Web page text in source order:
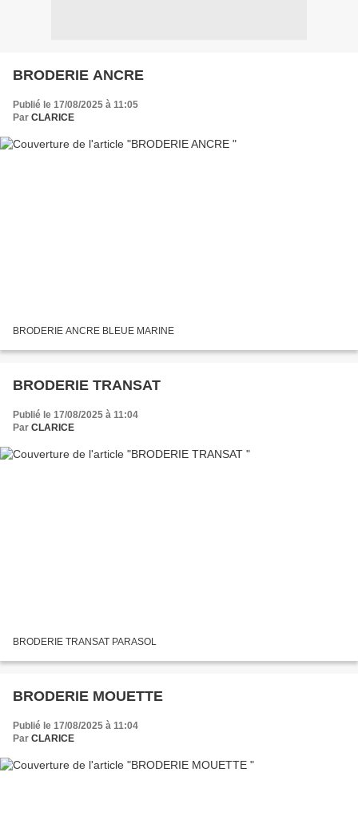
BRODERIE ANCRE
Publié le 17/08/2025 à 11:05
Par CLARICE
BRODERIE ANCRE BLEUE MARINE
BRODERIE TRANSAT
Publié le 17/08/2025 à 11:04
Par CLARICE
BRODERIE TRANSAT PARASOL
BRODERIE MOUETTE
Publié le 17/08/2025 à 11:04
Par CLARICE